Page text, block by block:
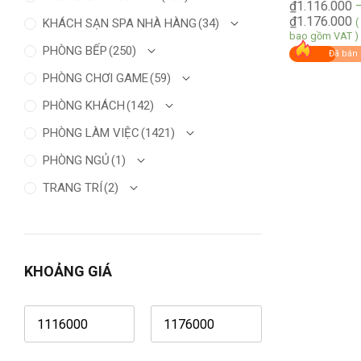
KHÁCH SẠN SPA NHÀ HÀNG(34)
PHÒNG BẾP(250)
PHÒNG CHƠI GAME(59)
PHÒNG KHÁCH(142)
PHÒNG LÀM VIỆC(1421)
PHÒNG NGỦ(1)
TRANG TRÍ(2)
KHOẢNG GIÁ
1.116.000
₫
1.176.000
₫
(
bao gồm VAT )
Đã bán